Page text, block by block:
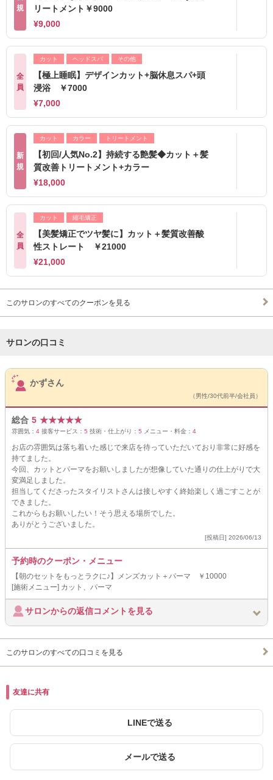
規
リートメント￥9000
¥9,000
全
員
カット ヘッドスパ その他
【極上睡眠】デザインカット+脳休息スパ+頭
浸浴 ￥7000
¥7,000
新
規
カット カラー トリートメント
【初回/人気No.2】持続する艶髪◆カット＋髪
質改善トリートメント+カラー
¥18,000
全
員
カット 縮毛矯正
【美髪矯正でツヤ髪に】カット＋髪質改善酸
性ストレート ￥21000
¥21,000
このサロンのすべてのクーポンを見る
サロンの口コミ
サロンPick Up
かずさん
（男性/30代前半/会社員）
総合 5 ★★★★★
雰囲気： 4 接客サービス： 5 技術・仕上がり： 5 メニュー・料金： 4
お店の雰囲気は落ち着いた感じで来店を待っていただいており非常に好感を
持てました。
今回、カットとパーマをお願いしましたが想像していた通りの仕上がりで大
変満足しました。
担当してくださったスタイリストさんは接しやすく終始楽しく過ごすことが
できました。
これからもお願いしたい！そう思える場所でした。
ありがとうございました。
[投稿日] 2026/06/13
予約時のクーポン・メニュー
【朝のセットをもっとラクに♪】メンズカット＋パーマ ￥10000
[施術メニュー] カット、パーマ
サロンからの返信コメントを見る
このサロンのすべての口コミを見る
友達に共有
LINEで送る
メールで送る